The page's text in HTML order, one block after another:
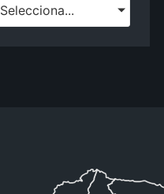
Selecciona...